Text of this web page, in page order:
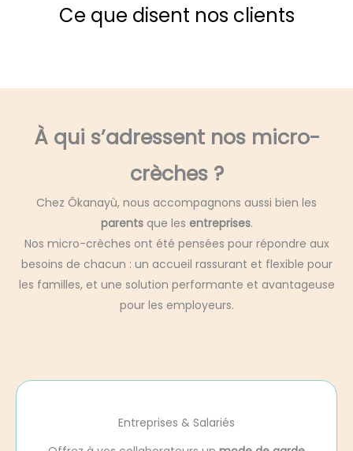
Ce que disent nos clients
À qui s’adressent nos micro-
crèches ?
Chez Ôkanayù, nous accompagnons aussi bien les
parentsque les entreprises.
Nos micro-crèches ont été pensées pour répondre aux
besoins de chacun : un accueil rassurant et flexible pour
les familles, et une solution performante et avantageuse
pour les employeurs.
Entreprises & Salariés